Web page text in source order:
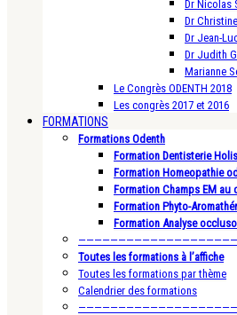
Dr Nicolas
Dr
Dr Jean-
Dr Judith
Marianne
Le Congrès ODENTH 2018
Les congrès 2017 et 2016
FORMATIONS
Formations Odenth
Formation Dentisterie
Formation Homeopathie
Formation Champs EM au
Formation Phyto-
Formation Analyse
Toutes les formations à l’affiche
Toutes les formations par thème
Calendrier des formations